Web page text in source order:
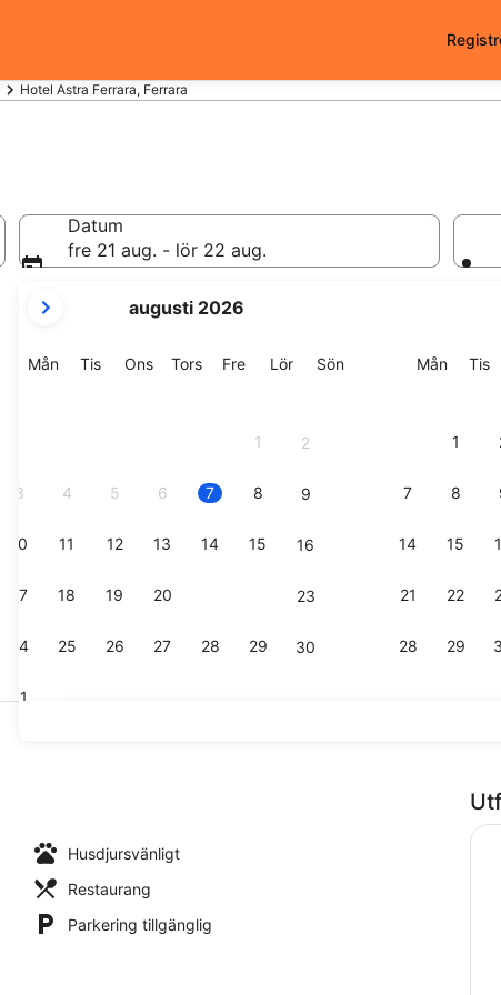
Hotel Astra Ferrara, Ferrara
Datum
fre 21 aug. - lör 22 aug.
nuvarande
är
augusti 2026
MånMåndag
TisTisdag
OnsOnsdag
TorsTorsdag
FreFredag
LörLördag
SönSöndag
1 2
3 4 5 6 7 8 9
10 11 12 13 14 15 16
17 18 19 20 23
24 25 26 27 28 29 30
31
MånMåndag
Tis
1
7 8
14 15
21 22
28 29
Svit |
Husdjursvänligt
Restaurang
Parkering tillgänglig